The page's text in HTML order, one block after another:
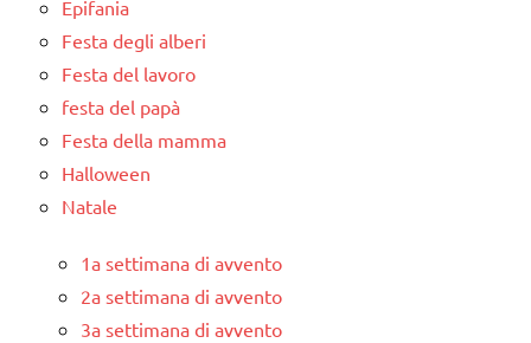
Epifania
Festa degli alberi
Festa del lavoro
festa del papà
Festa della mamma
Halloween
Natale
1a settimana di avvento
2a settimana di avvento
3a settimana di avvento